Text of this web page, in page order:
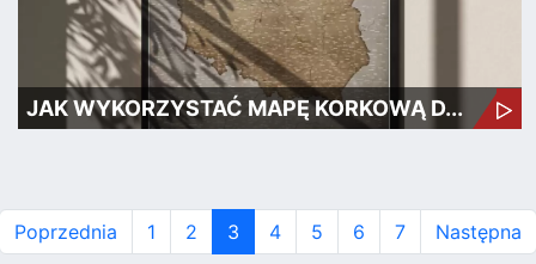
JAK WYKORZYSTAĆ MAPĘ KORKOWĄ D...
Poprzednia 1 2 3 4 5 6 7 Następna